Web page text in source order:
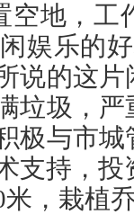
空地，工
娱乐的
说的这
垃圾，
极与市
支持，
，栽植